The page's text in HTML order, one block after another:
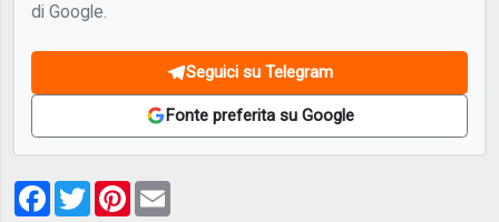
di Google.
Seguici su Telegram
Fonte preferita su Google
Facebook
TwitterPinterest